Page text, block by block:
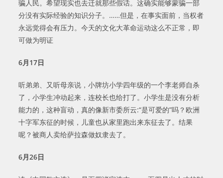
骗人民。希望现实也去迁就那些假话。这确实能够蒙骗一部
分没有实际经验的知识分子。……但是，在事实面前，当权者
永远觉得会有压力。今天的文化大革命运动这么不正常，即
可做为明证
6月17日
听弟弟、又听母亲说，小牌坊小学四年级的一个李老师自杀
了，小学生冲动起来，连校长也给打了。小学生是没有分析
能力的，这种盲动，真的像新市委所云:“是可爱的”吗？欧洲
十字军东征的时候，儿童也从家里跑出来东征去了。结果
呢？被商人卖给萨拉森做奴隶去了。
6月26日